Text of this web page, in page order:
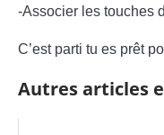
-Associer les touches
C’est parti tu es prêt
Autres articles